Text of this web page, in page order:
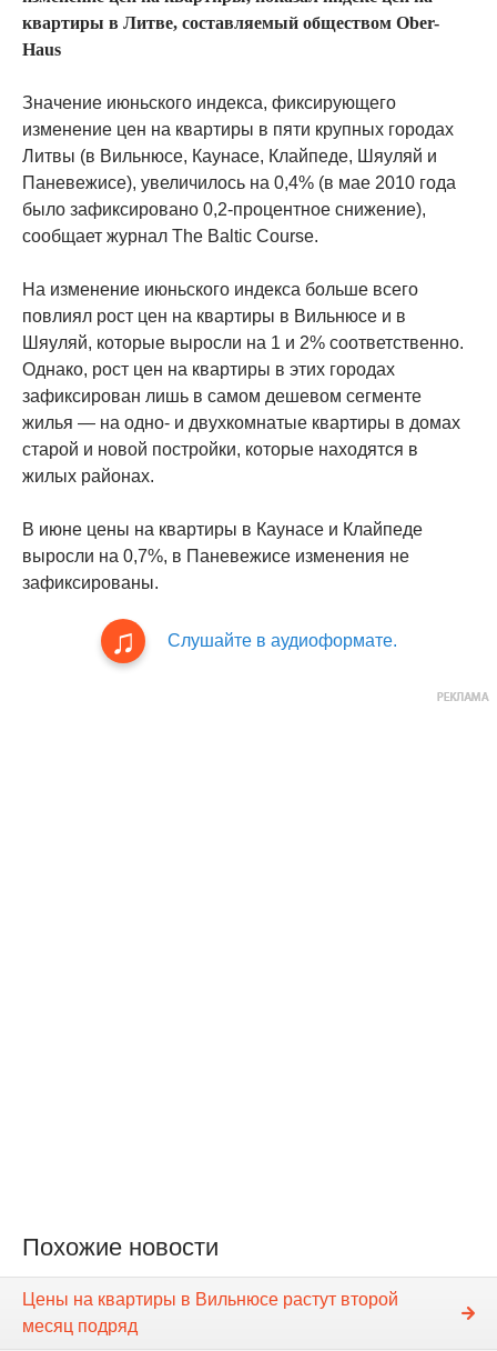
квартиры в Литве, составляемый обществом Ober-
Haus
Значение июньского индекса, фиксирующего
изменение цен на квартиры в пяти крупных городах
Литвы (в Вильнюсе, Каунасе, Клайпеде, Шяуляй и
Паневежисе), увеличилось на 0,4% (в мае 2010 года
было зафиксировано 0,2-процентное снижение),
сообщает журнал The Baltic Course.
На изменение июньского индекса больше всего
повлиял рост цен на квартиры в Вильнюсе и в
Шяуляй, которые выросли на 1 и 2% соответственно.
Однако, рост цен на квартиры в этих городах
зафиксирован лишь в самом дешевом сегменте
жилья — на одно- и двухкомнатые квартиры в домах
старой и новой постройки, которые находятся в
жилых районах.
В июне цены на квартиры в Каунасе и Клайпеде
выросли на 0,7%, в Паневежисе изменения не
зафиксированы.
Слушайте в аудиоформате.
Похожие новости
Цены на квартиры в Вильнюсе растут второй
месяц подряд